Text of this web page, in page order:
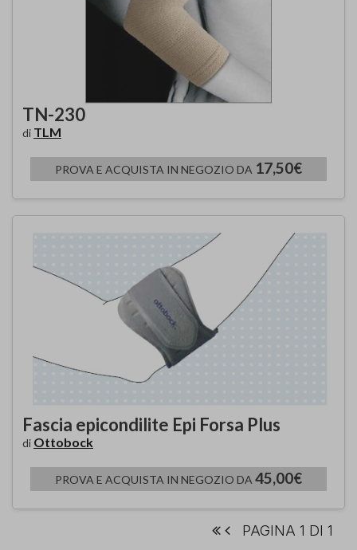
TN-230
di TLM
PROVA E ACQUISTA IN NEGOZIO DA 17,50€
Fascia epicondilite Epi Forsa Plus
di Ottobock
PROVA E ACQUISTA IN NEGOZIO DA 45,00€
PAGINA 1 DI 1